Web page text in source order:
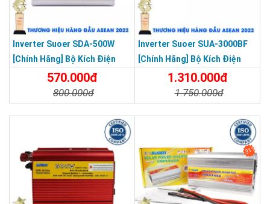
Inverter Suoer SDA-500W
[Chính Hãng] Bộ Kích Điện
12V Lên 220V - Máy Kích Điện
500W Sin Mô Phỏng
570.000đ
800.000đ
Inverter Suoer SUA-3000BF
[Chính Hãng] Bộ Kích Điện
Đổi Điện 3000W 24V Lên 220V
Bảo Vệ Ngược Cực Sóng Sin
Mô Phỏng
1.310.000đ
1.750.000đ
31%